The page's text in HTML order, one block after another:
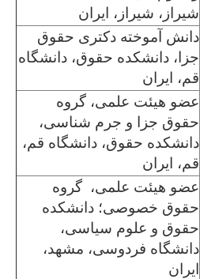
شیراز، شیراز، ایران
دانش آموخته دکتری حقوق
جزا، دانشکده حقوق، دانشگاه
قم، ایران
عضو هیئت علمی، گروه
حقوق جزا و جرم شناسی،
دانشکده حقوق، دانشگاه قم،
قم، ایران
عضو هیئت علمی، گروه
حقوق خصوصی؛ دانشکده
حقوق و علوم سیاسی،
دانشگاه فردوسی، مشهد،
ایران